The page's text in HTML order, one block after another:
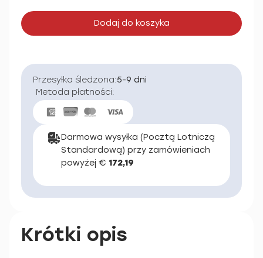
Dodaj do koszyka
Przesyłka śledzona:5-9 dni
Metoda płatności:
Darmowa wysyłka (Pocztą Lotniczą
Standardową) przy zamówieniach
powyżej € 172,19
Krótki opis